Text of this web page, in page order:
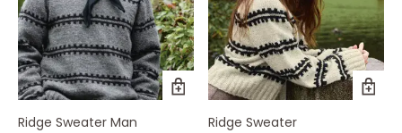
Ridge Sweater Man Ridge Sweater